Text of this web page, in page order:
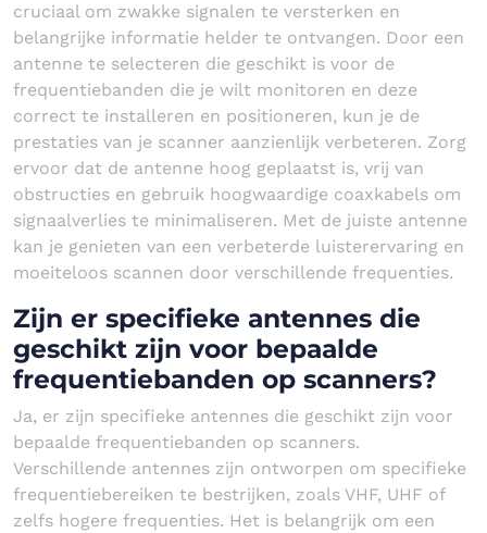
cruciaal om zwakke signalen te versterken en
belangrijke informatie helder te ontvangen. Door een
antenne te selecteren die geschikt is voor de
frequentiebanden die je wilt monitoren en deze
correct te installeren en positioneren, kun je de
prestaties van je scanner aanzienlijk verbeteren. Zorg
ervoor dat de antenne hoog geplaatst is, vrij van
obstructies en gebruik hoogwaardige coaxkabels om
signaalverlies te minimaliseren. Met de juiste antenne
kan je genieten van een verbeterde luisterervaring en
moeiteloos scannen door verschillende frequenties.
Zijn er specifieke antennes die
geschikt zijn voor bepaalde
frequentiebanden op scanners?
Ja, er zijn specifieke antennes die geschikt zijn voor
bepaalde frequentiebanden op scanners.
Verschillende antennes zijn ontworpen om specifieke
frequentiebereiken te bestrijken, zoals VHF, UHF of
zelfs hogere frequenties. Het is belangrijk om een